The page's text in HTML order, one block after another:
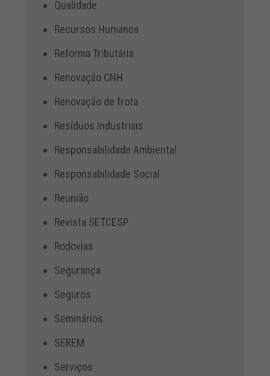
Qualidade
Recursos Humanos
Reforma Tributária
Renovação CNH
Renovação de frota
Resíduos Industriais
Responsabilidade Ambiental
Responsabilidade Social
Reunião
Revista SETCESP
Rodovias
Segurança
Seguros
Seminários
SEREM
Serviços